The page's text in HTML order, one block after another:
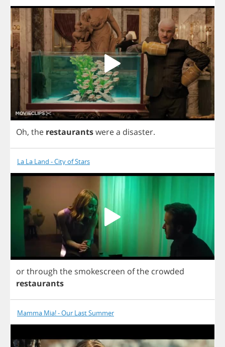
Oh, the restaurantswerea disaster.
La La Land - City of Stars
orthrough the smokescreen ofthe crowded
restaurants
Mamma Mia! - Our Last Summer